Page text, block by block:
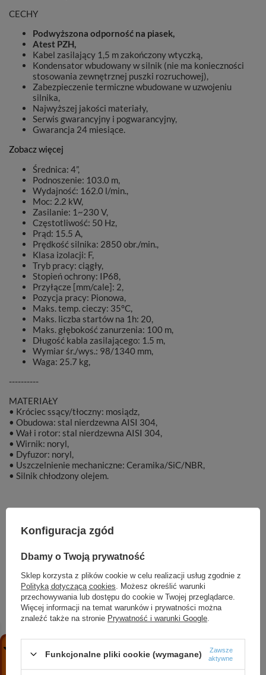
CECHY
Podwyższona odporność na piasek,
Atest PZH,
Kabel zasilający 1,5 m zakończony wtyczką,
Kondensator wbudowany w silnik (nie ma konieczności
stosowania zewnętrznej puszki rozruchowej),
Zabezpieczenie termiczne wbudowane w uzwojeniu
silnika,
Najwyższej jakości materiały,
Serwis gwarancyjny i pogwarancyjny,
Gwarancja 24 miesiące.
Zobacz więcej
Średnica: 4”,
Podnoszenie: 103.0 m,
Wydajność: 162.0 l/min.,
Moc: 2.2 kW,
Zasilanie: 1~230 V,
Częstotliwość: 50 Hz,
Prąd: 15.5 A,
Prędkość silnika: 2850 obr./min.,
Klasa izolacji: F,
Tryb pracy: ciągły,
Stopień ochrony: IP68,
Przyłącze [mm/cale]: 2,
Pozycja pracy: Pionowa,
Maks. temp. cieczy: 35°C,
Maks. liczba startów na 1h: 20,
Maks. głębokość zanurzenia: 100 m,
Długość kabla zasilającego: 1.5 m,
Wymiar śr./wys.: 98/1340 mm,
Waga: 25.7 kg,
----------
MATERIAŁY
• Króciec ssący/tłoczny: mosiądz,
• Obudowa: stal nierdzewna AISI 304,
• Wał i rotor: stal nierdzewna AISI 304,
• Wirnik: noryl,
• Dyfuzor: noryl,
• Uszczelnienie mechaniczne: Ceramika/SiC/NBR,
• Silnik chłodzony olejem.
Marka
ZOBACZ RÓWNIEŻ
CVI 15-9 T (7,5 kW, 400 V, IE3) pompa pionowa
Konfiguracja zgód
Dbamy o Twoją prywatność
Sklep korzysta z plików cookie w celu realizacji usług zgodnie z
Polityką dotyczącą cookies . Możesz określić warunki
przechowywania lub dostępu do cookie w Twojej przeglądarce.
Więcej informacji na temat warunków i prywatności można
znaleźć także na stronie Prywatność i warunki Google
Funkcjonalne pliki cookie (wymagane)
Zawsze
aktywne